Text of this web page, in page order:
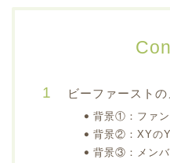
ビーファースト
背景①：ファ
背景②：XYの
背景③：メン